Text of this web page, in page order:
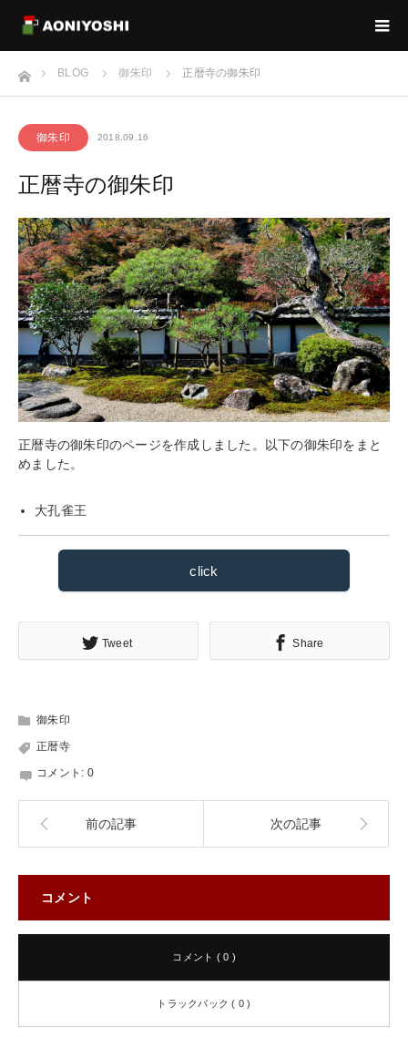
ホームBLOG 御朱印 正暦寺の御朱印
御朱印 2018.09.16
正暦寺の御朱印
正暦寺の御朱印のページを作成しました。以下の御朱印をまと
めました。
大孔雀王
click
Tweet Share
御朱印
正暦寺
コメント: 0
前の記事 次の記事
コメント
コメント ( 0 )
トラックバック ( 0 )